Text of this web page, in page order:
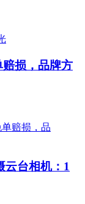
损，品牌方
云台相机：1